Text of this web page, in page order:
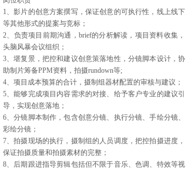
1、影片的创意方案撰写，保证创意的可执行性，线上线下
等其他形式的提案与竞标；
2、负责项目前期沟通，brief的分析解读，项目资料收集，
头脑风暴会议组织；
3、堪复景，把控和建议创意策落地性，分镜脚本设计，协
助制片筹备PPM资料，拍摄rundown等;
4、项目成本预算的合计，摄制组器材配置的审核与建议；
5、能够完成项目内容需求的对接、给予客户专业的建议引
导，实现创意落地；
6、分镜脚本制作，包含创意分镜、执行分镜、手绘分镜、
彩绘分镜；
7、拍摄现场的执行，摄制组的人员调度，把控拍摄进度，
保证拍摄质量和拍摄素材的完整；
8、后期跟进指导剪辑包括但不限于音乐、色调、特效等视